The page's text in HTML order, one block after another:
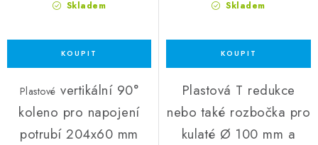
Skladem
Plastové vertikální 90°
koleno pro napojení
potrubí 204x60 mm
Skladem
Plastová T redukce
nebo také rozbočka pro
kulaté Ø 100 mm a